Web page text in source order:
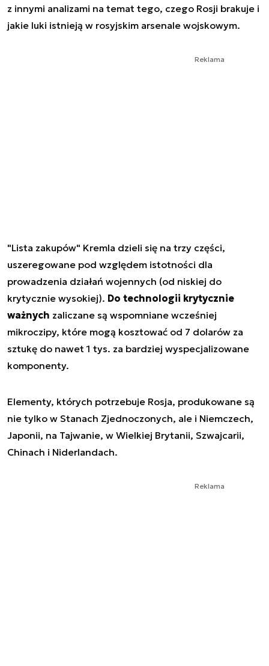
z innymi analizami na temat tego, czego Rosji brakuje i
jakie luki istnieją w rosyjskim arsenale wojskowym.
Reklama
"Lista zakupów" Kremla dzieli się na trzy części,
uszeregowane pod względem istotności dla
prowadzenia działań wojennych (od niskiej do
krytycznie wysokiej). Do technologii krytycznie
ważnych zaliczane są wspomniane wcześniej
mikroczipy, które mogą kosztować od 7 dolarów za
sztukę do nawet 1 tys. za bardziej wyspecjalizowane
komponenty.
Elementy, których potrzebuje Rosja, produkowane są
nie tylko w Stanach Zjednoczonych, ale i Niemczech,
Japonii, na Tajwanie, w Wielkiej Brytanii, Szwajcarii,
Chinach i Niderlandach.
Reklama